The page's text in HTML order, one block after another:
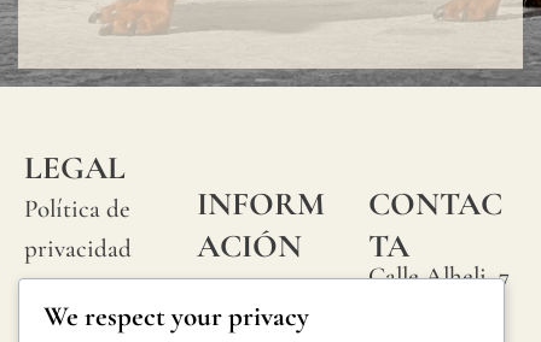
LEGAL
Política de
privacidad
Política de
INFORM
ACIÓN
Preguntas
frecuentes
CONTAC
TA
Calle Alheli, 7
We respect your privacy